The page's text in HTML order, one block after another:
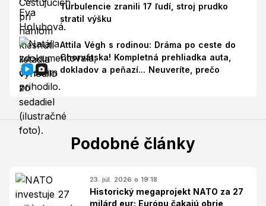
Turbulencie zranili 17 ľudí, stroj prudko
stratil výšku
Attila Végh s rodinou: Dráma po ceste do
Chorvátska! Kompletná prehliadka auta,
dokladov a peňazí... Neuveríte, prečo
Podobné články
23. júl. 2026 o 19:18
Historický megaprojekt NATO za 27
milárd eur: Európu čakajú obrie